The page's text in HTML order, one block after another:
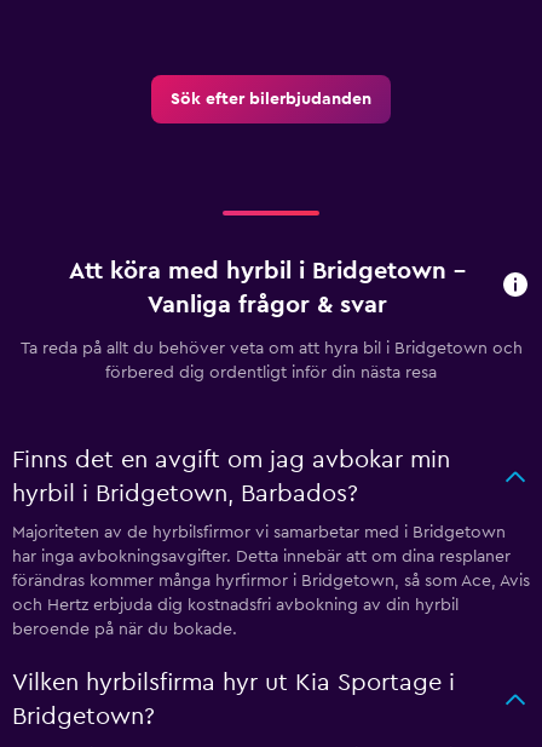
Sök efter bilerbjudanden
Att köra med hyrbil i Bridgetown –
Vanliga frågor & svar
Ta reda på allt du behöver veta om att hyra bil i Bridgetown och
förbered dig ordentligt inför din nästa resa
Finns det en avgift om jag avbokar min
hyrbil i Bridgetown, Barbados?
Majoriteten av de hyrbilsfirmor vi samarbetar med i Bridgetown
har inga avbokningsavgifter. Detta innebär att om dina resplaner
förändras kommer många hyrfirmor i Bridgetown, så som Ace, Avis
och Hertz erbjuda dig kostnadsfri avbokning av din hyrbil
beroende på när du bokade.
Vilken hyrbilsfirma hyr ut Kia Sportage i
Bridgetown?